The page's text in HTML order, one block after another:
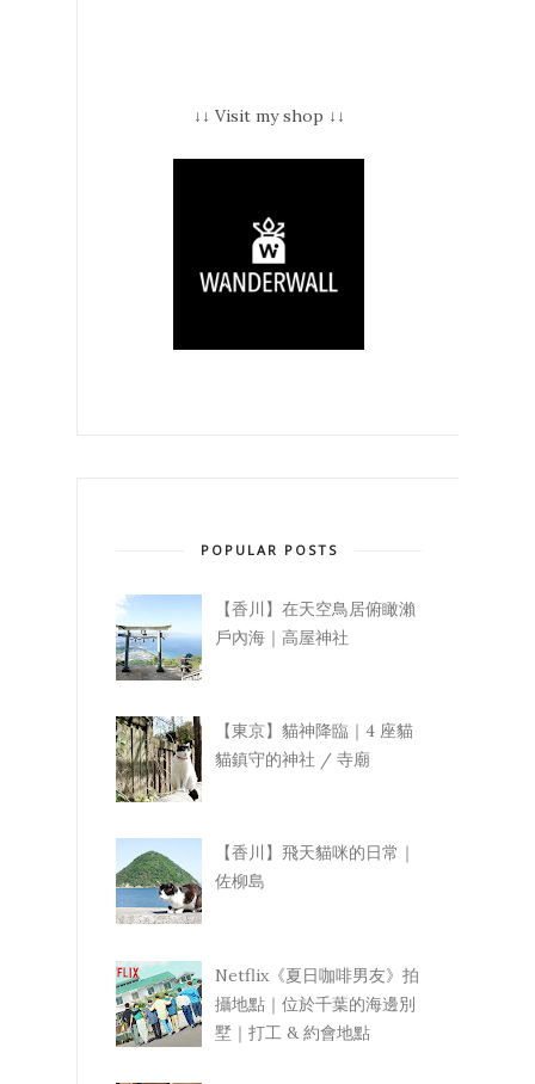
↓↓ Visit my shop ↓↓
POPULAR POSTS
【香川】在天空鳥居俯瞰瀨
戶內海｜高屋神社
【東京】貓神降臨｜4 座貓
貓鎮守的神社 / 寺廟
【香川】飛天貓咪的日常｜
佐柳島
Netflix《夏日咖啡男友》拍
攝地點｜位於千葉的海邊別
墅｜打工 & 約會地點